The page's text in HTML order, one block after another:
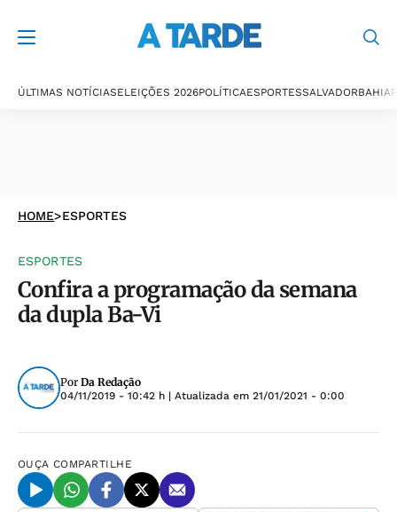
ÚLTIMAS NOTÍCIASELEIÇÕES 2026POLÍTICAESPORTESSALVADORBAHIA
HOME>ESPORTES
ESPORTES
Confira a programação da semana
da dupla Ba-Vi
Por Da Redação
04/11/2019 - 10:42 h | Atualizada em 21/01/2021 - 0:00
OUÇA COMPARTILHE